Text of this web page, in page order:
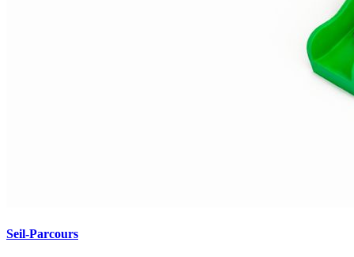
Seil-Parcours